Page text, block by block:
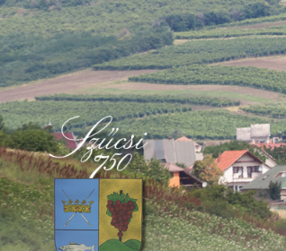
Deprecated: Function create_function() is
Deprecated: Function create_function() is
Deprecated: Function create_function() is